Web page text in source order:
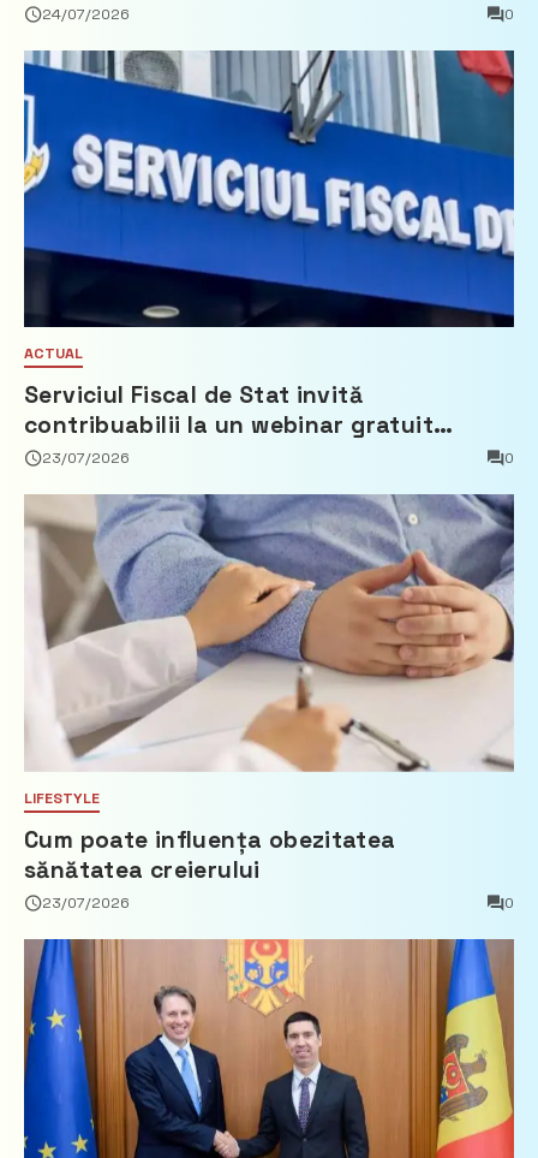
Partidul Democrat
24/07/2026 0
ACTUAL
Serviciul Fiscal de Stat invită
contribuabilii la un webinar gratuit
privind calculul impozitului pe bunurile
23/07/2026 0
LIFESTYLE
Cum poate influența obezitatea
sănătatea creierului
23/07/2026 0